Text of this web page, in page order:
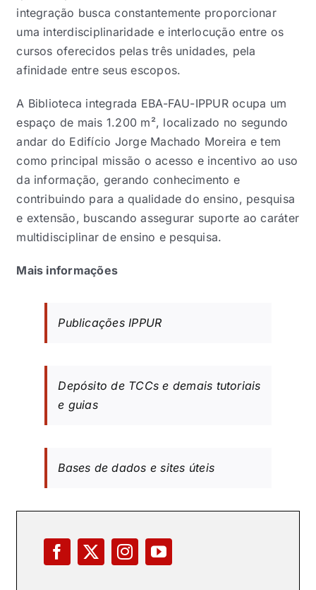
integração busca constantemente proporcionar
uma interdisciplinaridade e interlocução entre os
cursos oferecidos pelas três unidades, pela
afinidade entre seus escopos.
A Biblioteca integrada EBA-FAU-IPPUR ocupa um
espaço de mais 1.200 m², localizado no segundo
andar do Edifício Jorge Machado Moreira e tem
como principal missão o acesso e incentivo ao uso
da informação, gerando conhecimento e
contribuindo para a qualidade do ensino, pesquisa
e extensão, buscando assegurar suporte ao caráter
multidisciplinar de ensino e pesquisa.
Mais informações
Publicações IPPUR
Depósito de TCCs e demais tutoriais
e guias
Bases de dados e sites úteis